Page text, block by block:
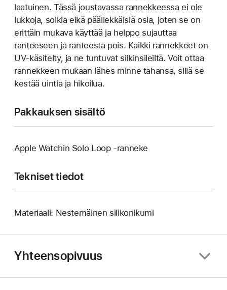
laatuinen. Tässä joustavassa rannek­keessa ei ole
lukkoja, solkia eikä päällek­käisiä osia, joten se on
erittäin mukava käyttää ja helppo sujauttaa
ranteeseen ja ranteesta pois. Kaikki rannekkeet on
UV-käsitelty, ja ne tuntuvat silkinsileiltä. Voit ottaa
rannekkeen mukaan lähes minne tahansa, sillä se
kestää uintia ja hikoilua.
Pakkauksen sisältö
Apple Watchin Solo Loop ‑ranneke
Tekniset tiedot
Materiaali: Nestemäinen silikonikumi
Yhteensopivuus